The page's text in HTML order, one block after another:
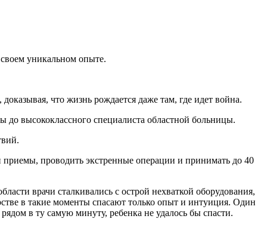
уникальном опыте.
что жизнь рождается даже там, где идет война.
высококлассного специалиста областной больницы.
проводить экстренные операции и принимать до 40
врачи сталкивались с острой нехваткой оборудования,
в такие моменты спасают только опыт и интуиция. Один
в ту самую минуту, ребенка не удалось бы спасти.